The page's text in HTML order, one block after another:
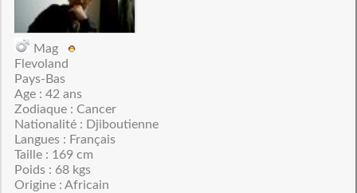
Mag
Flevoland
Pays-Bas
Age : 42 ans
Zodiaque : Cancer
Nationalité : Djiboutienne
Langues : Français
Taille : 169 cm
Poids : 68 kgs
Origine : Africain